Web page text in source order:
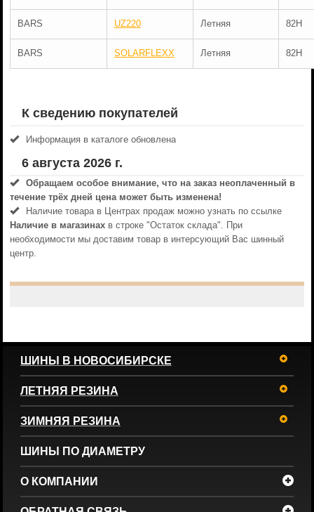
BARS UZ220 Летняя 82H
BARS SOLARFLEXX Летняя 82H
К сведению покупателей
Информация в каталоге обновлена
6 августа 2026 г.
Обращаем особое внимание, что на заказ неоплаченный в
течениe трёх дней цена может быть изменена!
Наличие товара в Центрах продаж можно узнать по ссылке
Наличие в магазинахв строке "Остаток склада". При
необходимости мы доставим товар в интерсующий Вас шинный
центр.
ШИНЫ В НОВОСИБИРСКЕ
ЛЕТНЯЯ РЕЗИНА
ЗИМНЯЯ РЕЗИНА
ШИНЫ ПО ДИАМЕТРУ
О КОМПАНИИ